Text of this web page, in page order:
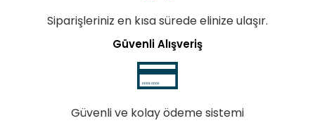
Siparişleriniz en kısa sürede elinize ulaşır.
Güvenli Alışveriş
Güvenli ve kolay ödeme sistemi